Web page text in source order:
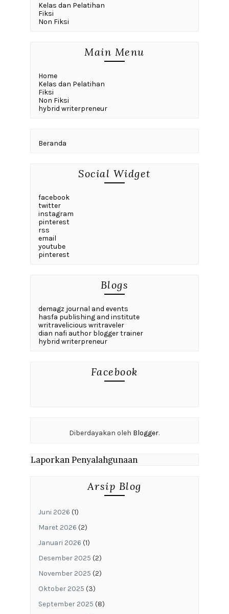
Kelas dan Pelatihan
Fiksi
Non Fiksi
Main Menu
Home
Kelas dan Pelatihan
Fiksi
Non Fiksi
hybrid writerpreneur
Beranda
Social Widget
facebook
twitter
instagram
pinterest
rss
email
youtube
pinterest
Blogs
demagz journal and events
hasfa publishing and institute
writravelicious writraveler
dian nafi author blogger trainer
hybrid writerpreneur
Facebook
Diberdayakan oleh Blogger.
Laporkan Penyalahgunaan
Arsip Blog
Juni 2026 (1)
Maret 2026 (2)
Januari 2026 (1)
Desember 2025 (2)
November 2025 (2)
Oktober 2025 (3)
September 2025 (8)